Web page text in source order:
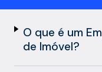
O que é um
de Imóvel?